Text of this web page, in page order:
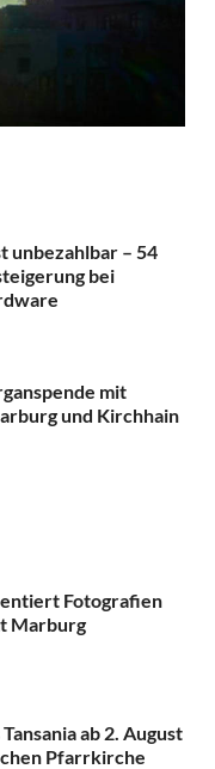
unbezahlbar – 54
bei
mit
und Kirchhain
Fotografien
Marburg
ab 2. August
Pfarrkirche